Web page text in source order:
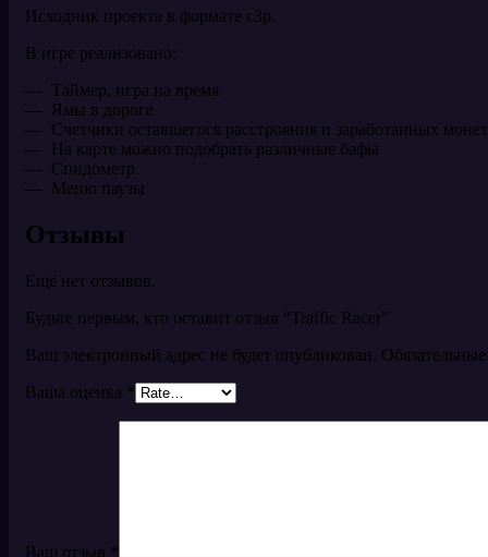
Исходник проекта в формате c3p.
В игре реализовано:
— Таймер, игра на время
— Ямы в дороге
— Счетчики оставшегося расстрояния и заработанных монет
— На карте можно подобрать различные бафы
— Спидометр
— Меню паузы
Отзывы
Ещё нет отзывов.
Будьте первым, кто оставит отзыв “Traffic Racer”
Ваш электронный адрес не будет опубликован.
Ваша оценка *
Ваш отзыв *